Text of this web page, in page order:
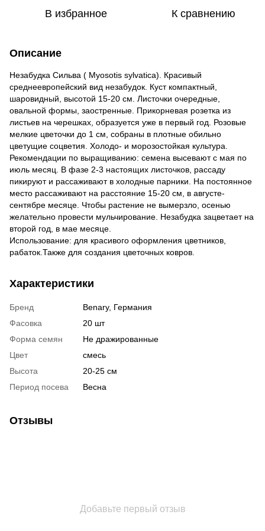
В избранное К сравнению
Описание
Незабудка Сильва ( Myosotis sylvatica). Красивый
среднеевропейский вид незабудок. Куст компактный,
шаровидный, высотой 15-20 см. Листочки очередные,
овальной формы, заостренные. Прикорневая розетка из
листьев на черешках, образуется уже в первый год. Розовые
мелкие цветочки до 1 см, собраны в плотные обильно
цветущие соцветия. Холодо- и морозостойкая культура.
Рекомендации по выращиванию: семена высевают с мая по
июль месяц. В фазе 2-3 настоящих листочков, рассаду
пикируют и рассаживают в холодные парники. На постоянное
место рассаживают на расстояние 15-20 см, в августе-
сентябре месяце. Чтобы растение не вымерзло, осенью
желательно провести мульчирование. Незабудка зацветает на
второй год, в мае месяце.
Использование: для красивого оформления цветников,
рабаток.Также для создания цветочных ковров.
Характеристики
Бренд
Benary, Германия
Фасовка
20 шт
Форма семян
Не дражированные
Цвет
смесь
Высота
20-25 см
Период посева
Весна
Отзывы
Добавьте первый отзыв